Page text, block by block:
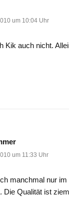
um 10:04 Uhr
Kik auch nicht.
um 11:33 Uhr
manchmal nur
Die Qualität ist